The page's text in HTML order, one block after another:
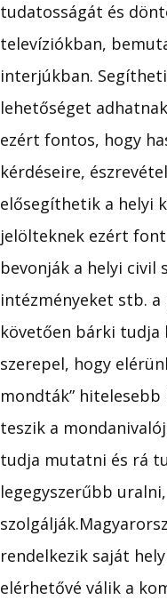
tudatosságát és
televíziókban,
interjúkban.
lehetőséget
ezért fontos, hogy
kérdéseire,
elősegíthetik a helyi
jelölteknek ezért
bevonják a helyi
intézményeket stb.
követően bárki tudja
szerepel, hogy
mondták”
teszik a
tudja mutatni és rá
legegyszerűbb
rendelkezik saját
elérhetővé válik a